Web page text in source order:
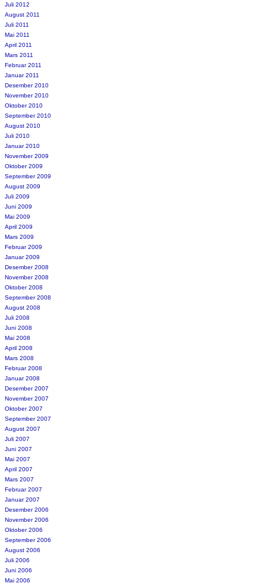
Juli 2012
August 2011
Juli 2011
Mai 2011
April 2011
Mars 2011
Februar 2011
Januar 2011
Desember 2010
November 2010
Oktober 2010
September 2010
August 2010
Juli 2010
Januar 2010
November 2009
Oktober 2009
September 2009
August 2009
Juli 2009
Juni 2009
Mai 2009
April 2009
Mars 2009
Februar 2009
Januar 2009
Desember 2008
November 2008
Oktober 2008
September 2008
August 2008
Juli 2008
Juni 2008
Mai 2008
April 2008
Mars 2008
Februar 2008
Januar 2008
Desember 2007
November 2007
Oktober 2007
September 2007
August 2007
Juli 2007
Juni 2007
Mai 2007
April 2007
Mars 2007
Februar 2007
Januar 2007
Desember 2006
November 2006
Oktober 2006
September 2006
August 2006
Juli 2006
Juni 2006
Mai 2006